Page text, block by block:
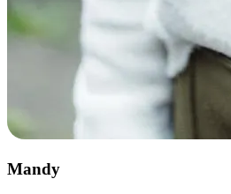
Mandy